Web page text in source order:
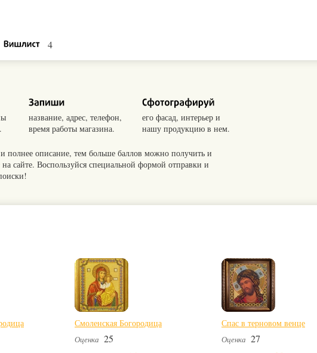
4
название, адрес, телефон,
время работы магазина.
его фасад, интерьер и
нашу продукцию в нем.
полнее описание, тем больше баллов можно получить и
сайте. Воспользуйся специальной формой отправки и
Смоленская Богородица
Оценка 25
Спас в терновом венце
Оценка 27